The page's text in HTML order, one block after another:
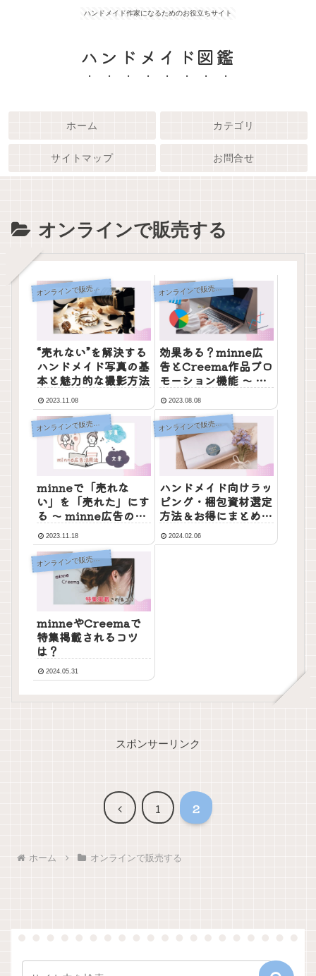
ハンドメイド作家になるためのお役立ちサイト
ハンドメイド図鑑
ホーム カテゴリ
サイトマップ お問合せ
オンラインで販売する
オ
ンラインで販売する
“売れない”を解決する
ハンドメイド写真の基
本と魅力的な撮影方法
2023.11.08
オ
ンラインで販売する
効果ある？minne広
告とCreema作品プロ
モーション機能 ～ 特
徴と効果的な使い方
2023.08.08
オ
ンラインで販売する
minneで「売れな
い」を「売れた」にす
る ～ minne広告の活
用法
2023.11.18
オ
ンラインで販売する
ハンドメイド向けラッ
ピング・梱包資材選定
方法＆お得にまとめ買
いできる通販
2024.02.06
オ
ンラインで販売する
minneやCreemaで
特集掲載されるコツ
は？
2024.05.31
スポンサーリンク
前
1 2
ホーム オンラインで販売する